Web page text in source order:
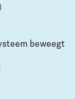
beweegt